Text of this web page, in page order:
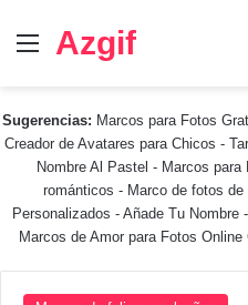
Menú
Azgif
Sugerencias: Marcos para Fotos
Creador de Avatares para Chicos -
Nombre Al Pastel - Marcos para
románticos - Marco de fotos de
Personalizados - Añade Tu Nombre -
Marcos de Amor para Fotos Online